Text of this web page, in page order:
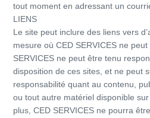
tout moment en adressant un
LIENS
Le site peut inclure des liens vers
mesure où CED SERVICES ne
SERVICES ne peut être tenu
disposition de ces sites, et ne peut
responsabilité quant au contenu,
ou tout autre matériel disponible
plus, CED SERVICES ne pourra